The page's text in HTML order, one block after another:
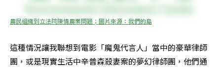
農民組織到立法院陳情農業問題；圖片來源：我們的島
這種情況讓我聯想到電影「魔鬼代言人」當中的豪華律師
團，或是現實生活中辛普森殺妻案的夢幻律師團，他們通